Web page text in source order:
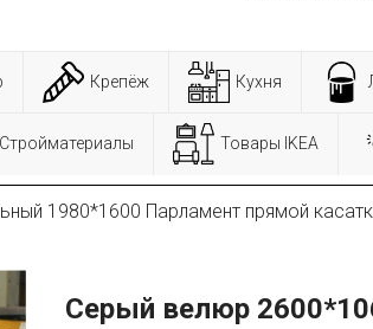
Крепёж Кухня
Стройматериалы Товары IKEA
1980*1600 Парламент прямой
Серый велюр